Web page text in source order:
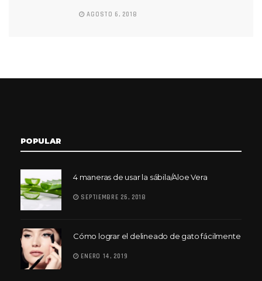
AGOSTO 6, 2018
POPULAR
4 maneras de usar la sábila/Aloe Vera
SEPTIEMBRE 26, 2018
Cómo lograr el delineado de gato fácilmente
ENERO 14, 2019